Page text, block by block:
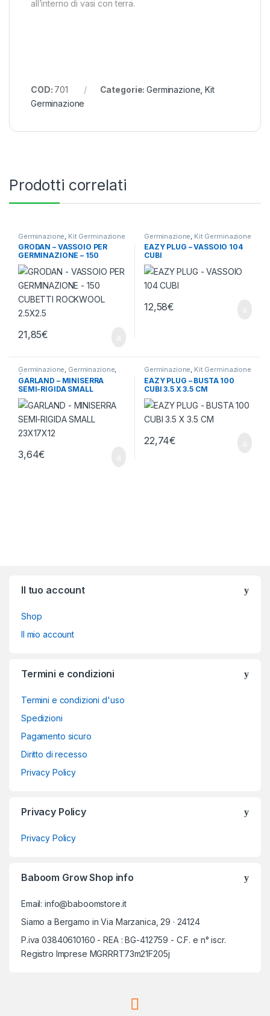
all’interno di vasi con terra.
COD: 701 Categorie:Germinazione ,Kit
Germinazione
Prodotti correlati
Germinazione Kit Germinazione
GRODAN – VASSOIO PER
GERMINAZIONE – 150
CUBETTI ROCKWOOL
2.5X2.5
21,85€
Germinazione Kit Germinazione
EAZY PLUG – VASSOIO 104
CUBI
12,58€
Germinazione, Germinazione,
Serrette
GARLAND – MINISERRA
SEMI-RIGIDA SMALL
23X17X12,5 – G133
3,64€
Germinazione, Kit Germinazione
EAZY PLUG – BUSTA 100
CUBI 3.5 X 3.5 CM
22,74€
Il tuo account
Shop
Il mio account
Termini e condizioni
Termini e condizioni d'uso
Spedizioni
Pagamento sicuro
Diritto di recesso
Privacy Policy
Privacy Policy
Privacy Policy
Baboom Grow Shop info
Email: info@baboomstore.it
Siamo a Bergamo in Via Marzanica, 29 · 24124
P.iva 03840610160 - REA : BG-412759 - C.F. e n° iscr.
Registro Imprese MGRRRT73m21F205j